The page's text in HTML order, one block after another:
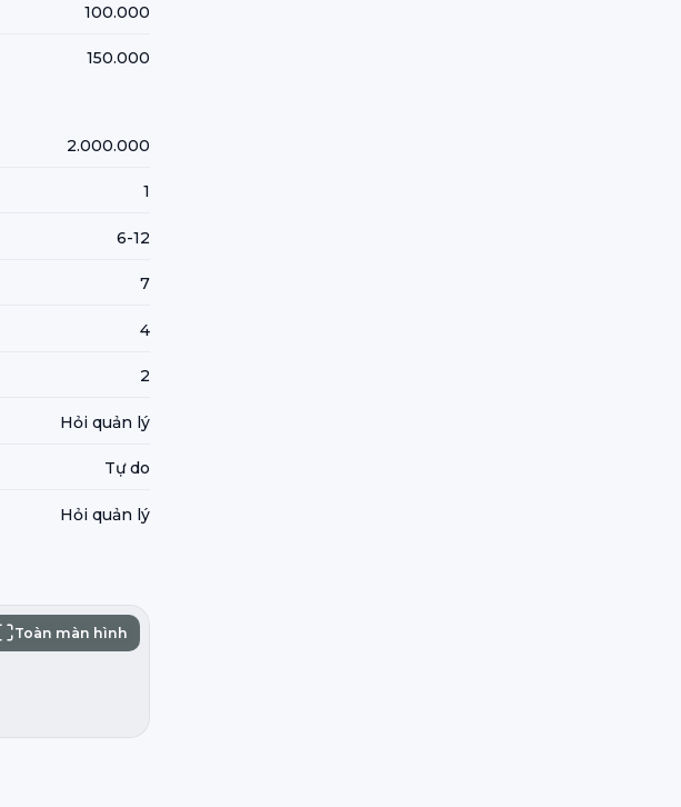
100.000
150.000
2.000.000
1
6-12
7
4
2
Hỏi quản lý
Tự do
Hỏi quản lý
Toàn màn hình